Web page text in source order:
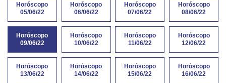
Horóscopo
05/06/22
Horóscopo
06/06/22
Horóscopo
07/06/22
Horóscopo
08/06/22
Horóscopo
09/06/22
Horóscopo
10/06/22
Horóscopo
11/06/22
Horóscopo
12/06/22
Horóscopo
13/06/22
Horóscopo
14/06/22
Horóscopo
15/06/22
Horóscopo
16/06/22